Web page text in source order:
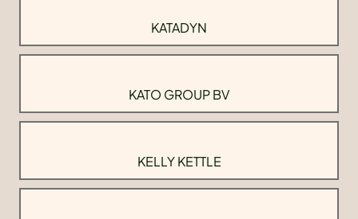
KATADYN
KATO GROUP BV
KELLY KETTLE